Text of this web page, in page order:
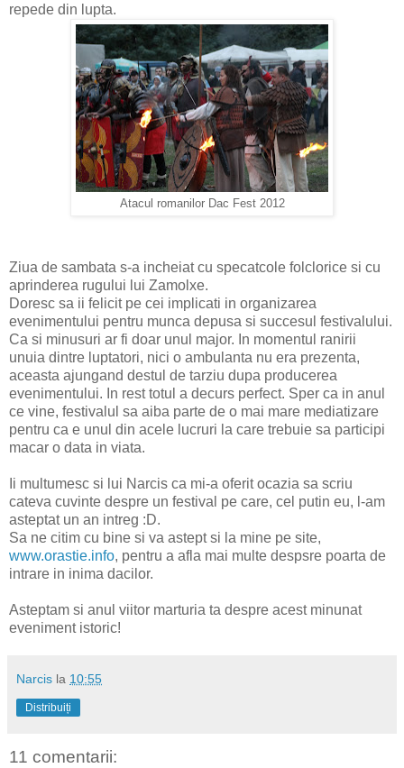
repede din lupta.
Atacul romanilor Dac Fest 2012
Ziua de sambata s-a incheiat cu specatcole folclorice si cu
aprinderea rugului lui Zamolxe.
Doresc sa ii felicit pe cei implicati in organizarea
evenimentului pentru munca depusa si succesul festivalului.
Ca si minusuri ar fi doar unul major. In momentul ranirii
unuia dintre luptatori, nici o ambulanta nu era prezenta,
aceasta ajungand destul de tarziu dupa producerea
evenimentului. In rest totul a decurs perfect. Sper ca in anul
ce vine, festivalul sa aiba parte de o mai mare mediatizare
pentru ca e unul din acele lucruri la care trebuie sa participi
macar o data in viata.
Ii multumesc si lui Narcis ca mi-a oferit ocazia sa scriu
cateva cuvinte despre un festival pe care, cel putin eu, l-am
asteptat un an intreg :D.
Sa ne citim cu bine si va astept si la mine pe site,
www.orastie.info, pentru a afla mai multe despsre poarta de
intrare in inima dacilor.
Asteptam si anul viitor marturia ta despre acest minunat
eveniment istoric!
Narcis la 10:55
Distribuiți
11 comentarii: